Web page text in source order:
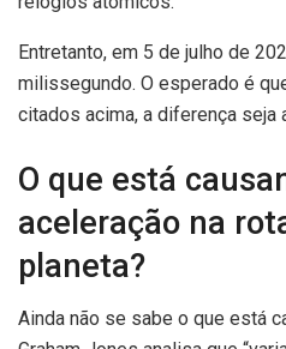
Entretanto, em 5 de julho de
milissegundo. O esperado é
citados acima, a diferença seja
O que está
aceleração na
planeta?
Ainda não se sabe o que está